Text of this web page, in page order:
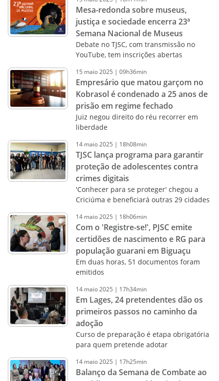
Mesa-redonda sobre museus,
justiça e sociedade encerra 23ª
Semana Nacional de Museus
Debate no TJSC, com transmissão no
YouTube, tem inscrições abertas
15 maio2025 | 09h36min
Empresário que matou garçom no
Kobrasol é condenado a 25 anos de
prisão em regime fechado
Juiz negou direito do réu recorrer em
liberdade
14 maio2025 | 18h08min
TJSC lança programa para garantir
proteção de adolescentes contra
crimes digitais
'Conhecer para se proteger' chegou a
Criciúma e beneficiará outras 29 cidades
14 maio2025 | 18h06min
Com o 'Registre-se!', PJSC emite
certidões de nascimento e RG para
população guarani em Biguaçu
Em duas horas, 51 documentos foram
emitidos
14 maio2025 | 17h34min
Em Lages, 24 pretendentes dão os
primeiros passos no caminho da
adoção
Curso de preparação é etapa obrigatória
para quem pretende adotar
14 maio2025 | 17h25min
Balanço da Semana de Combate ao